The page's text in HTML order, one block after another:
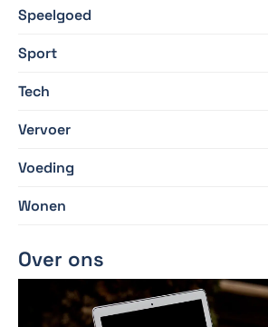
Speelgoed
Sport
Tech
Vervoer
Voeding
Wonen
Over ons